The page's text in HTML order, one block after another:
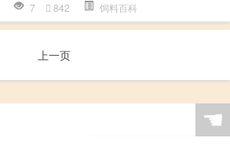
7 842 饲料百科
上一页
☚